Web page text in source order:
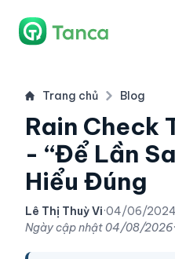
Trang chủ Blog
Rain Check
- “Để Lần
Hiểu Đúng
Lê Thị Thuỳ Vi·04/06/2024
Ngày cập nhật04/08/2026·